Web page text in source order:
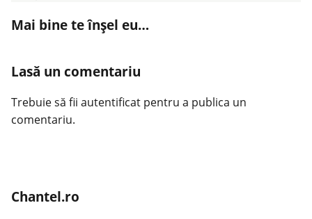
Mai bine te înșel eu…
Lasă un comentariu
Trebuie să fii autentificat pentru a publica un
comentariu.
Chantel.ro